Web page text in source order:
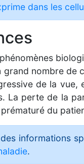
dans les
grand nombre de
de la vue,
La perte de la
du
informations
.